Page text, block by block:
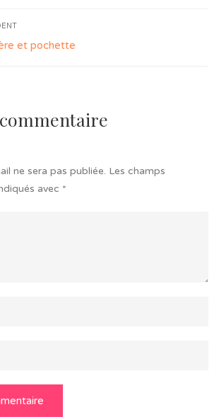
et pochette
ne sera pas publiée. Les champs
avec *